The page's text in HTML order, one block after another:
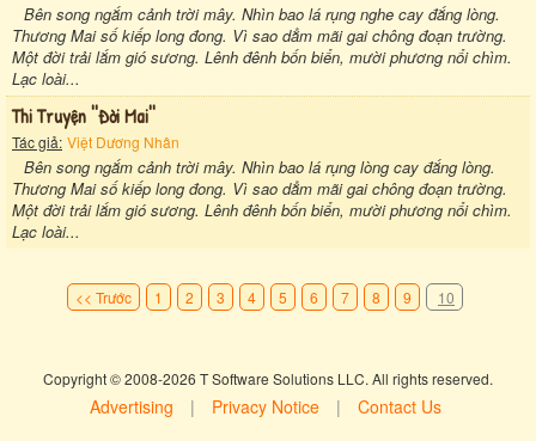
Bên song ngắm cảnh trời mây. Nhìn bao lá rụng nghe cay đắng lòng.
Thương Mai số kiếp long đong. Vì sao dẳm mãi gai chông đoạn trường.
Một đời trải lắm gió sương. Lênh đênh bốn biển, mười phương nổi chìm.
Lạc loài...
Thi Truyện ''đời Mai''
Tác giả: Việt Dương Nhân
Bên song ngắm cảnh trời mây. Nhìn bao lá rụng lòng cay đắng lòng.
Thương Mai số kiếp long đong. Vì sao dẳm mãi gai chông đoạn trường.
Một đời trải lắm gió sương. Lênh đênh bốn biển, mười phương nổi chìm.
Lạc loài...
<< Trước 1 2 3 4 5 6 7 8 9 10
Copyright © 2008-2026 T Software Solutions LLC. All rights reserved.
Advertising | Privacy Notice | Contact Us